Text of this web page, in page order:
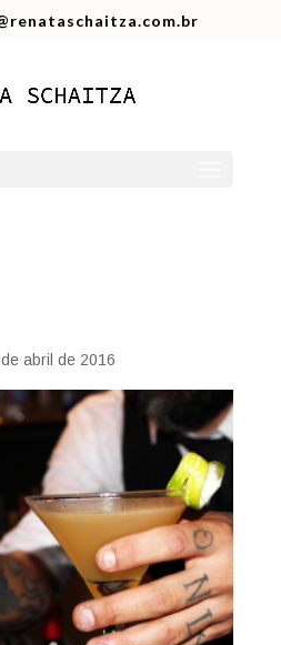
abril de 2016